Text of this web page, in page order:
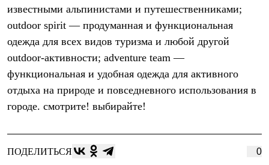
Женская одежда
Утепленная пухом
Брюки
Жилеты
Утепленная синтетикой
Куртки
Брюки
Штормовая одежда
Брюки
известными альпинистами и путешественниками;
outdoor spirit — продуманная и функциональная
одежда для всех видов туризма и любой другой
outdoor-активности; adventure team —
функциональная и удобная одежда для активного
отдыха на природе и повседневного использования в
городе. смотрите! выбирайте!
ПОДЕЛИТЬСЯ 0